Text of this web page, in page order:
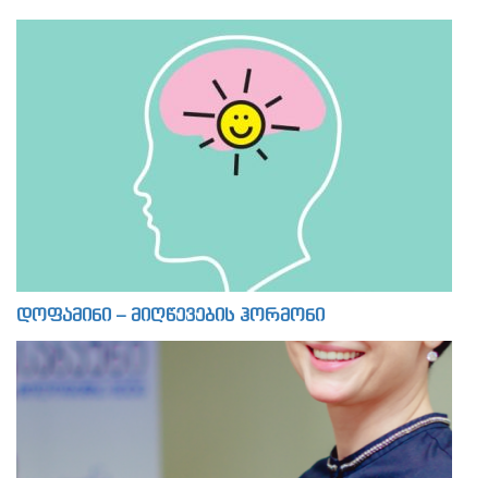
დოფამინი – მიღწევების ჰორმონი